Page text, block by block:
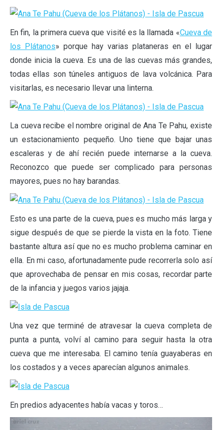
En fin, la primera cueva que visité es la llamada «Cueva de
los Plátanos» porque hay varias plataneras en el lugar
donde inicia la cueva. Es una de las cuevas más grandes,
todas ellas son túneles antiguos de lava volcánica. Para
visitarlas, es necesario llevar una linterna.
La cueva recibe el nombre original de Ana Te Pahu, existe
un estacionamiento pequeño. Uno tiene que bajar unas
escaleras y de ahí recién puede internarse a la cueva.
Reconozco que puede ser complicado para personas
mayores, pues no hay barandas.
Esto es una parte de la cueva, pues es mucho más larga y
sigue después de que se pierde la vista en la foto. Tiene
bastante altura así que no es mucho problema caminar en
ella. En mi caso, afortunadamente pude recorrerla solo así
que aprovechaba de pensar en mis cosas, recordar parte
de la infancia y juegos varios jajaja.
Una vez que terminé de atravesar la cueva completa de
punta a punta, volví al camino para seguir hasta la otra
cueva que me interesaba. El camino tenía guayaberas en
los costados y a veces aparecían algunos animales.
En predios adyacentes había vacas y toros…